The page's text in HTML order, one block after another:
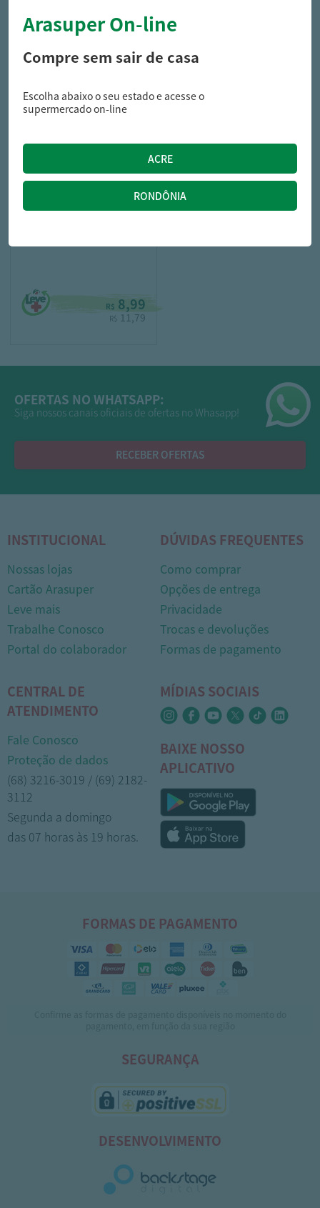
R$ 53,99
R$ 8,99
R$ 11,79
OFERTAS NO WHATSAPP:
Siga nossos canais oficiais de ofertas no Whasapp!
RECEBER OFERTAS
INSTITUCIONAL
Nossas lojas
Cartão Arasuper
Leve mais
Trabalhe Conosco
Portal do colaborador
DÚVIDAS FREQUENTES
Como comprar
Opções de entrega
Privacidade
Trocas e devoluções
Formas de pagamento
CENTRAL DE
ATENDIMENTO
Fale Conosco
Proteção de dados
(68) 3216-3019 / (69) 2182-
3112
Segunda a domingo
das 07 horas às 19 horas.
MÍDIAS SOCIAIS
BAIXE NOSSO
APLICATIVO
FORMAS DE PAGAMENTO
SEGURANÇA
DESENVOLVIMENTO
Arasuper On-line
Compre sem sair de casa
Escolha abaixo o seu estado e acesse o
supermercado on-line